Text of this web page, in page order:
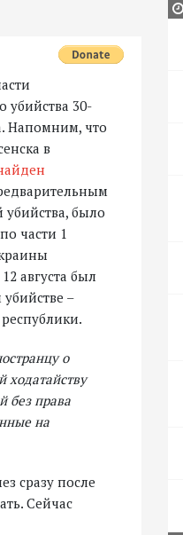
убийства 30-
Напомним, что
в
было
части 1
августа был
–
о
ходатайству
без права
на
сразу после
Сейчас